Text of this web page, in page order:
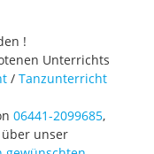
!
Unterrichts
/ Tanzunterricht
06441-2099685,
unser